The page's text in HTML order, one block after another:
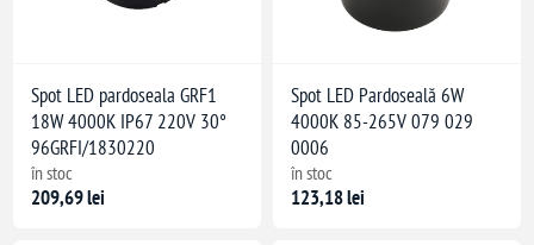
Spot LED pardoseala GRF1
18W 4000K IP67 220V 30°
96GRFI/1830220
în stoc
209,69 lei
Spot LED Pardoseală 6W
4000K 85-265V 079 029
0006
în stoc
123,18 lei